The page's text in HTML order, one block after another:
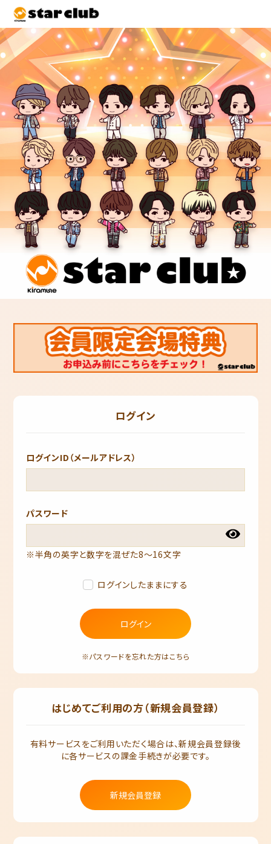
ログイン
ログインID（メールアドレス）
パスワード
※半角の英字と数字を混ぜた8～16文字
ログインしたままにする
ログイン
※パスワードを忘れた方はこちら
はじめてご利用の方（新規会員登録）
有料サービスをご利用いただく場合は、新規会員登録後
に各サービスの課金手続きが必要です。
新規会員登録